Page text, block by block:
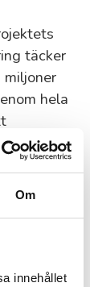
Om
innehållet
täcker
hela
från